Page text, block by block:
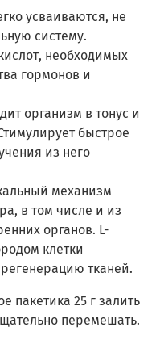
усваиваются, не
систему.
необходимых
гормонов и
организм в тонус и
быстрое
из него
механизм
в том числе и из
органов. L-
клетки
тканей.
пакетика 25 г залить
перемешать.